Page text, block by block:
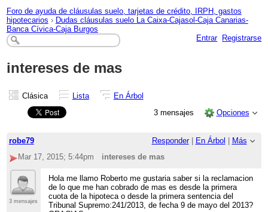
Foro de ayuda de cláusulas suelo, tarjetas de crédito, IRPH, gastos
hipotecarios › Dudas cláusulas suelo La Caixa-Cajasol-Caja Canarias-
Banca Cívica-Caja Burgos
Entrar
Registrarse
intereses de mas
Clásica Lista
En Árbol
3 mensajes
Opciones
robe79 Responder| En Árbol
Más
Mar 17, 2015; 5:44pm
intereses de mas
3 mensajes
Hola me llamo Roberto me gustaria saber si la reclamacion
de lo que me han cobrado de mas es desde la primera
cuota de la hipoteca o desde la primera sentencia del
Tribunal Supremo:241/2013, de fecha 9 de mayo del 2013?